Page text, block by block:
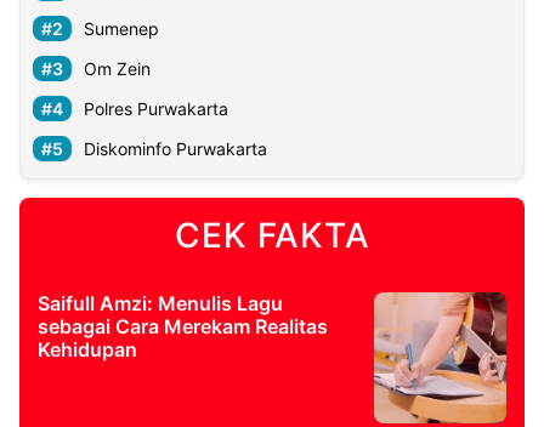
Sumenep
Om Zein
Polres Purwakarta
Diskominfo Purwakarta
CEK FAKTA
Saifull Amzi: Menulis Lagu
sebagai Cara Merekam Realitas
Kehidupan